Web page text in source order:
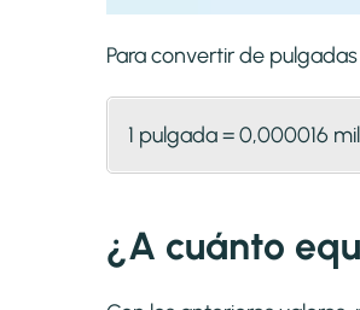
Para convertir de
1 pulgada = 0,000016
¿A cuánto